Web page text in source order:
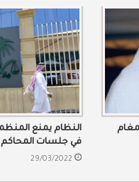
النظام يمنع
في جلسات المحاكم
29/03/2022